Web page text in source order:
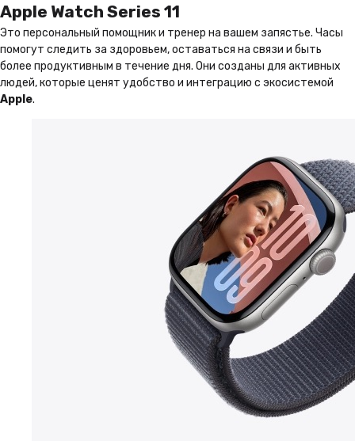
Apple Watch Series 11
Это персональный помощник и тренер на вашем запястье. Часы
помогут следить за здоровьем, оставаться на связи и быть
более продуктивным в течение дня. Они созданы для активных
людей, которые ценят удобство и интеграцию с экосистемой
Apple.